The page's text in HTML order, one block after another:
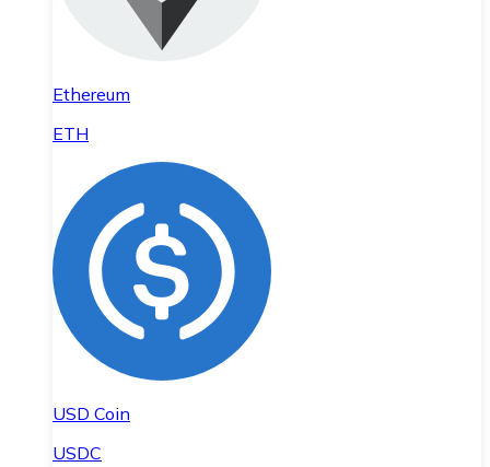
Ethereum
ETH
USD Coin
USDC